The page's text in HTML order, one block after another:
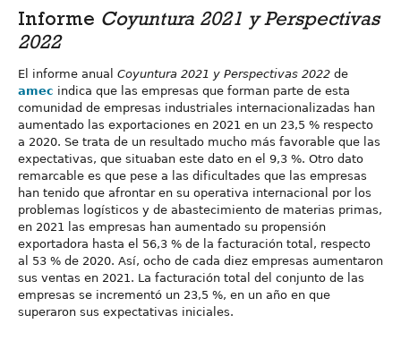
Informe Coyuntura 2021 y Perspectivas
2022
El informe anual Coyuntura 2021 y Perspectivas 2022 de
amec indica que las empresas que forman parte de esta
comunidad de empresas industriales internacionalizadas han
aumentado las exportaciones en 2021 en un 23,5 % respecto
a 2020. Se trata de un resultado mucho más favorable que las
expectativas, que situaban este dato en el 9,3 %. Otro dato
remarcable es que pese a las dificultades que las empresas
han tenido que afrontar en su operativa internacional por los
problemas logísticos y de abastecimiento de materias primas,
en 2021 las empresas han aumentado su propensión
exportadora hasta el 56,3 % de la facturación total, respecto
al 53 % de 2020. Así, ocho de cada diez empresas aumentaron
sus ventas en 2021. La facturación total del conjunto de las
empresas se incrementó un 23,5 %, en un año en que
superaron sus expectativas iniciales.